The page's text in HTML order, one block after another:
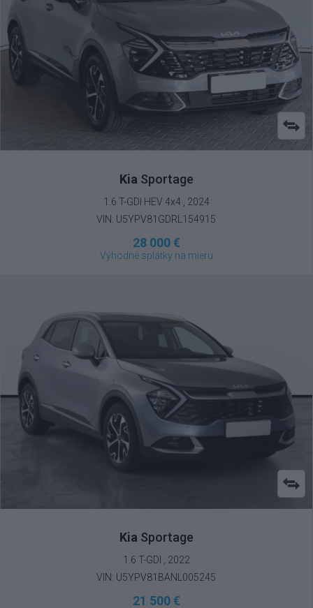
Kia Sportage
1.6 T-GDI HEV 4x4 , 2024
VIN: U5YPV81GDRL154915
28 000 €
Výhodné splátky na mieru
Kia Sportage
1.6 T-GDI , 2022
VIN: U5YPV81BANL005245
21 500 €